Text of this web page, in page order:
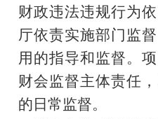
财政违法违规行为
厅依责实施部门监
用的指导和监督。
财会监督主体责任
的日常监督。